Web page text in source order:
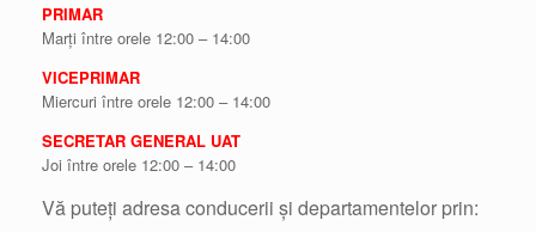
PRIMAR
Marți între orele 12:00 – 14:00
VICEPRIMAR
Miercuri între orele 12:00 – 14:00
SECRETAR GENERAL UAT
Joi între orele 12:00 – 14:00
Vă puteți adresa conducerii și departamentelor prin: